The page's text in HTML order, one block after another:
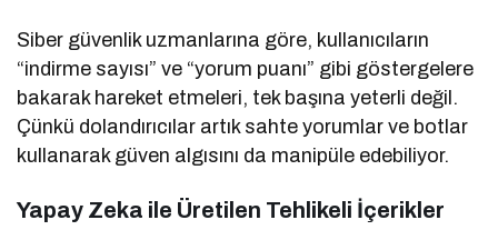
Siber güvenlik uzmanlarına göre, kullanıcıların
“indirme sayısı” ve “yorum puanı” gibi göstergelere
bakarak hareket etmeleri, tek başına yeterli değil.
Çünkü dolandırıcılar artık sahte yorumlar ve botlar
kullanarak güven algısını da manipüle edebiliyor.
Yapay Zeka ile Üretilen Tehlikeli İçerikler